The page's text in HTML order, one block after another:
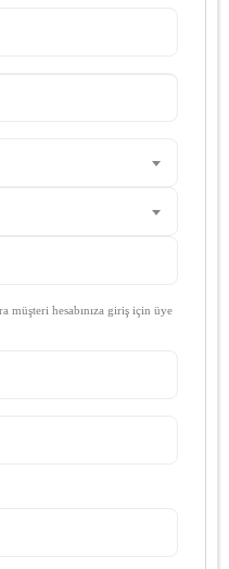
müşteri hesabınıza giriş için üye